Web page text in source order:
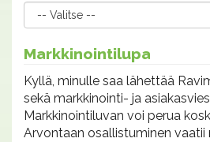
Markkinointilupa
Kyllä, minulle saa lähettää
sekä markkinointi- ja
Markkinointiluvan voi perua
Arvontaan osallistuminen vaatii